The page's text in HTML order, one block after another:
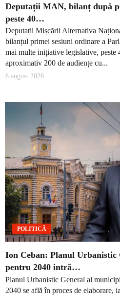
Deputații MAN, bilanț după
peste 40…
Deputații Mișcării Alternativa
bilanțul primei sesiuni ordinare a
mai multe inițiative legislative, peste
aproximativ 200 de audiențe cu...
6 august 2026
POLITICĂ
Ion Ceban: Planul Urbanistic
pentru 2040 intră…
Planul Urbanistic General al
2040 se află în proces de elaborare,